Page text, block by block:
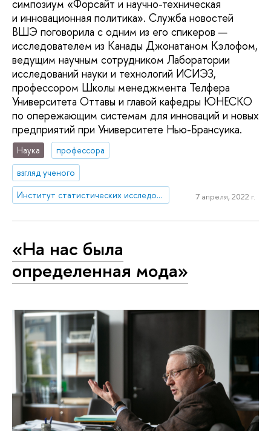
симпозиум «Форсайт и научно-техническая
и инновационная политика». Служба новостей
ВШЭ поговорила с одним из его спикеров —
исследователем из Канады Джонатаном Кэлофом,
ведущим научным сотрудником Лаборатории
исследований науки и технологий ИСИЭЗ,
профессором Школы менеджмента Телфера
Университета Оттавы и главой кафедры ЮНЕСКО
по опережающим системам для инноваций и новых
предприятий при Университете Нью-Брансуика.
Наука
профессора
взгляд ученого
Институт статистических исследований и экономики знаний
7 апреля, 2022 г.
«На нас была
определенная мода»